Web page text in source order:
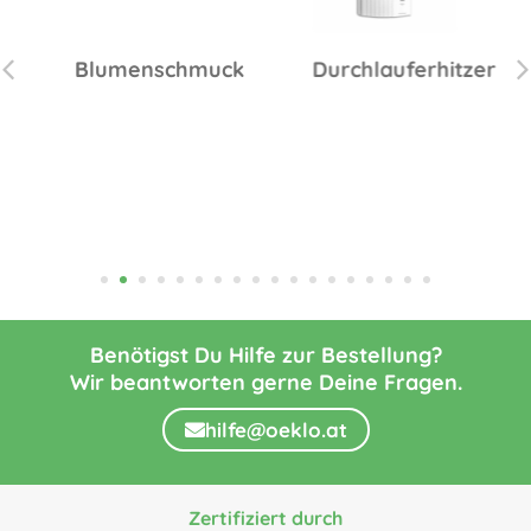
Blumenschmuck Durchlauferhitzer
Benötigst Du Hilfe zur Bestellung?
Wir beantworten gerne Deine Fragen.
hilfe@oeklo.at
Zertifiziert durch